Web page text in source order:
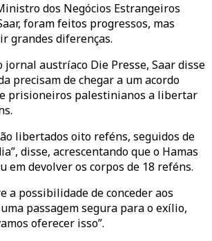
dos Negócios Estrangeiros
foram feitos progressos, mas
grandes diferenças.
jornal austríaco Die Presse, Saar disse
precisam de chegar a um acordo
prisioneiros palestinianos a libertar
libertados oito reféns, seguidos de
disse, acrescentando que o Hamas
em devolver os corpos de 18 reféns.
a possibilidade de conceder aos
passagem segura para o exílio,
oferecer isso”.